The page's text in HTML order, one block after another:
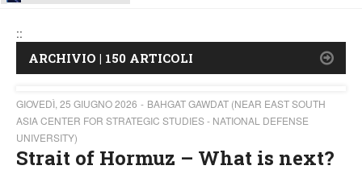
::
ARCHIVIO | 150 ARTICOLI
GIOVEDÌ, 25 GIUGNO 2026
BAHGAT GAWDAT (NEAR EAST SOUTH
ASIA CENTER FOR STRATEGIC STUDIES - NATIONAL DEFENSE
UNIVERSITY)
Strait of Hormuz – What is next?